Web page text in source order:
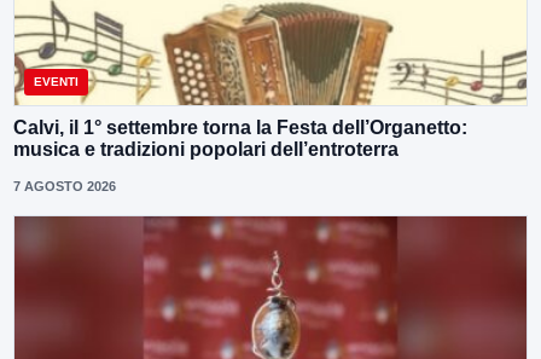
EVENTI
Calvi, il 1° settembre torna la Festa dell’Organetto:
musica e tradizioni popolari dell’entroterra
7 AGOSTO 2026